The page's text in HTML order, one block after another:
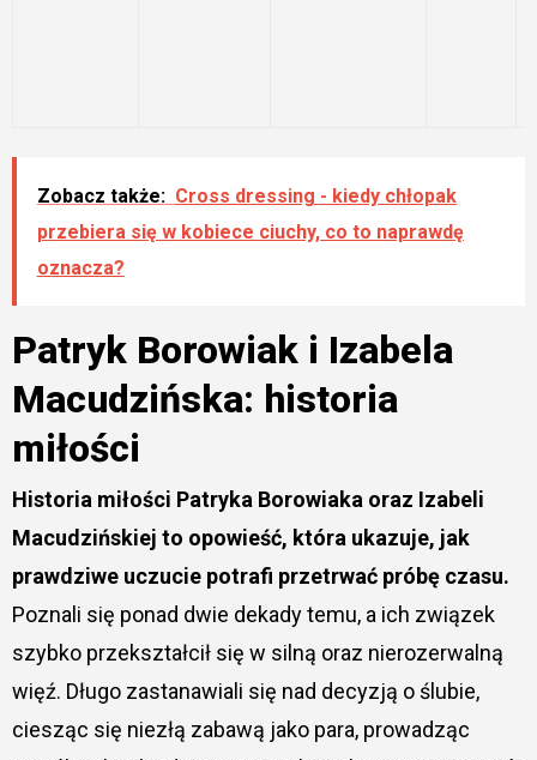
Zobacz także: Cross dressing - kiedy chłopak
przebiera się w kobiece ciuchy, co to naprawdę
oznacza?
Patryk Borowiak i Izabela
Macudzińska: historia
miłości
Historia miłości Patryka Borowiaka oraz Izabeli
Macudzińskiej to opowieść, która ukazuje, jak
prawdziwe uczucie potrafi przetrwać próbę czasu.
Poznali się ponad dwie dekady temu, a ich związek
szybko przekształcił się w silną oraz nierozerwalną
więź. Długo zastanawiali się nad decyzją o ślubie,
ciesząc się niezłą zabawą jako para, prowadząc